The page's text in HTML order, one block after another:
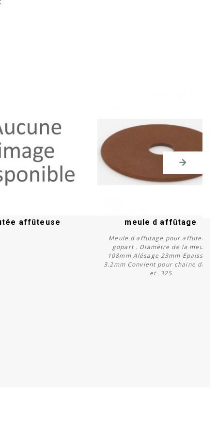
affûteuse
Acheter
meule d affûtage
Meule d affutage pour affuteuse
gopart . Diamètre de la meule
108mm Alésage 23mm Epaisseur
3.2mm Convient pour chaine de 1/
et .325